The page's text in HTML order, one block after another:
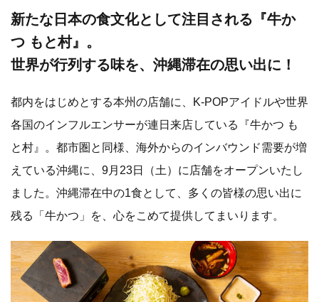
新たな日本の食文化として注目される『牛か
つ もと村』。
世界が行列する味を、沖縄滞在の思い出に！
都内をはじめとする本州の店舗に、K-POPアイドルや世界
各国のインフルエンサーが連日来店している『牛かつ も
と村』。都市圏と同様、海外からのインバウンド需要が増
えている沖縄に、9月23日（土）に店舗をオープンいたし
ました。沖縄滞在中の1食として、多くの皆様の思い出に
残る「牛かつ」を、心をこめて提供してまいります。